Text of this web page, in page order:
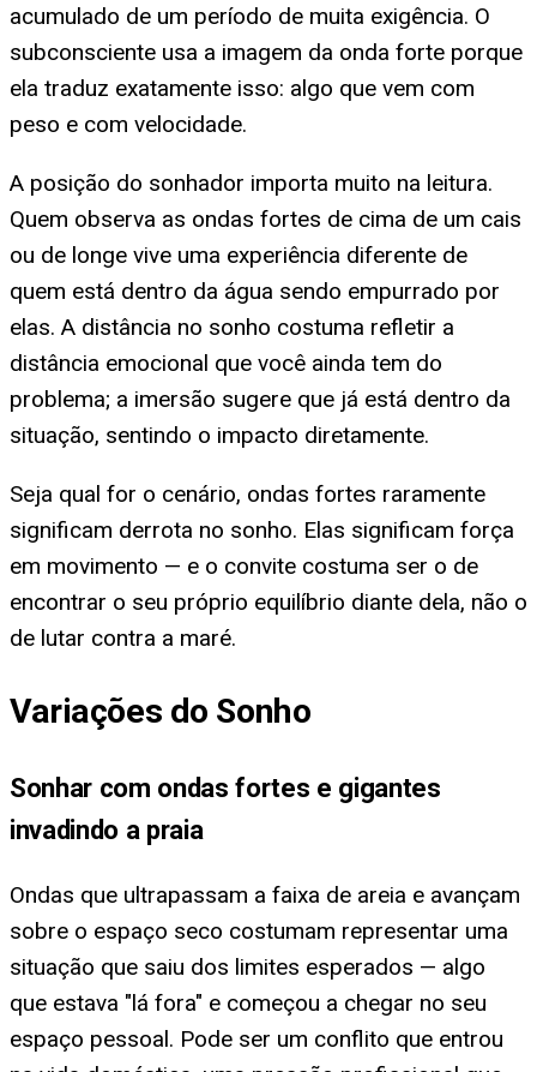
acumulado de um período de muita exigência. O
subconsciente usa a imagem da onda forte porque
ela traduz exatamente isso: algo que vem com
peso e com velocidade.
A posição do sonhador importa muito na leitura.
Quem observa as ondas fortes de cima de um cais
ou de longe vive uma experiência diferente de
quem está dentro da água sendo empurrado por
elas. A distância no sonho costuma refletir a
distância emocional que você ainda tem do
problema; a imersão sugere que já está dentro da
situação, sentindo o impacto diretamente.
Seja qual for o cenário, ondas fortes raramente
significam derrota no sonho. Elas significam força
em movimento — e o convite costuma ser o de
encontrar o seu próprio equilíbrio diante dela, não o
de lutar contra a maré.
Variações do Sonho
Sonhar com ondas fortes e gigantes
invadindo a praia
Ondas que ultrapassam a faixa de areia e avançam
sobre o espaço seco costumam representar uma
situação que saiu dos limites esperados — algo
que estava "lá fora" e começou a chegar no seu
espaço pessoal. Pode ser um conflito que entrou